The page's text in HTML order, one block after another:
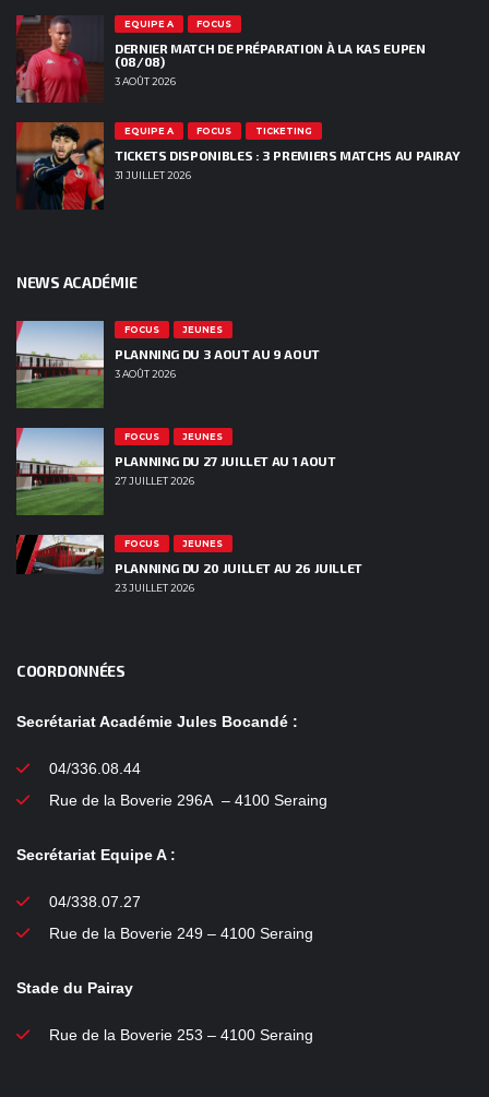
EQUIPE A FOCUS
DERNIER MATCH DE PRÉPARATION À LA KAS EUPEN
(08/08)
3 AOÛT 2026
EQUIPE A FOCUS TICKETING
TICKETS DISPONIBLES : 3 PREMIERS MATCHS AU PAIRAY
31 JUILLET 2026
NEWS ACADÉMIE
FOCUS JEUNES
PLANNING DU 3 AOUT AU 9 AOUT
3 AOÛT 2026
FOCUS JEUNES
PLANNING DU 27 JUILLET AU 1 AOUT
27 JUILLET 2026
FOCUS JEUNES
PLANNING DU 20 JUILLET AU 26 JUILLET
23 JUILLET 2026
COORDONNÉES
Secrétariat Académie Jules Bocandé :
04/336.08.44
Rue de la Boverie 296A – 4100 Seraing
Secrétariat Equipe A :
04/338.07.27
Rue de la Boverie 249 – 4100 Seraing
Stade du Pairay
Rue de la Boverie 253 – 4100 Seraing